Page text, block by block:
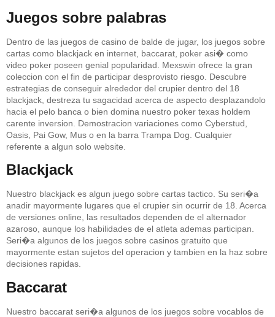
Juegos sobre palabras
Dentro de las juegos de casino de balde de jugar, los juegos sobre
cartas como blackjack en internet, baccarat, poker asi� como
video poker poseen genial popularidad. Mexswin ofrece la gran
coleccion con el fin de participar desprovisto riesgo. Descubre
estrategias de conseguir alrededor del crupier dentro del 18
blackjack, destreza tu sagacidad acerca de aspecto desplazandolo
hacia el pelo banca o bien domina nuestro poker texas holdem
carente inversion. Demostracion variaciones como Cyberstud,
Oasis, Pai Gow, Mus o en la barra Trampa Dog. Cualquier
referente a algun solo website.
Blackjack
Nuestro blackjack es algun juego sobre cartas tactico. Su seri�a
anadir mayormente lugares que el crupier sin ocurrir de 18. Acerca
de versiones online, las resultados dependen de el alternador
azaroso, aunque los habilidades de el atleta ademas participan.
Seri�a algunos de los juegos sobre casinos gratuito que
mayormente estan sujetos del operacion y tambien en la haz sobre
decisiones rapidas.
Baccarat
Nuestro baccarat seri�a algunos de los juegos sobre vocablos de